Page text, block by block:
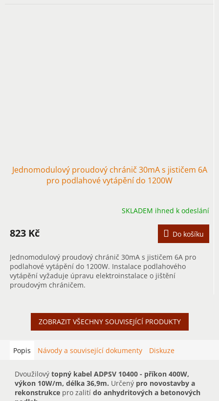
Jednomodulový proudový chránič 30mA s jističem 6A
pro podlahové vytápění do 1200W
SKLADEM ihned k odeslání
823 Kč Do košíku
Jednomodulový proudový chránič 30mA s jističem 6A pro
podlahové vytápění do 1200W. Instalace podlahového
vytápění vyžaduje úpravu elektroinstalace o jištění
proudovým chráničem.
ZOBRAZIT VŠECHNY SOUVISEJÍCÍ PRODUKTY
Popis Návody a související dokumenty Diskuze
Dvoužilový topný kabel ADPSV 10400 - příkon 400W,
výkon 10W/m, délka 36,9m. Určený pro novostavby a
rekonstrukce pro zalití do anhydritových a betonových